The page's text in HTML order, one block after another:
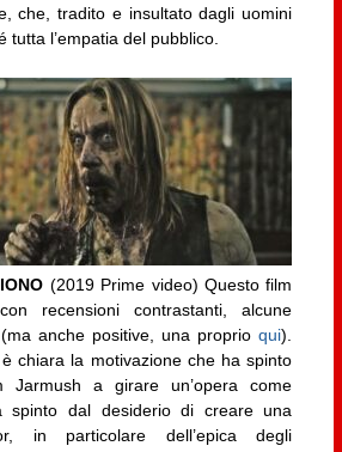
che, tradito e insultato dagli uomini
tutta l’empatia del pubblico.
(2019 Prime video) Questo film
recensioni contrastanti, alcune
anche positive, una proprioqui).
chiara la motivazione che ha spinto
a girare un’opera come
spinto dal desiderio di creare una
in particolare dell’epica degli